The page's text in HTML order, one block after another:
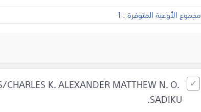
مجموع الأوعية المتوفرة : 1
CHARLES K. ALEXANDER MATTHEW N. O.
SADIKU.